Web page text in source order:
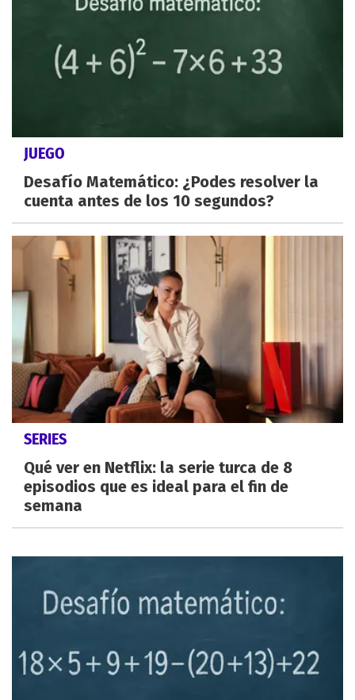
JUEGO
Desafío Matemático: ¿Podes resolver la
cuenta antes de los 10 segundos?
SERIES
Qué ver en Netflix: la serie turca de 8
episodios que es ideal para el fin de
semana